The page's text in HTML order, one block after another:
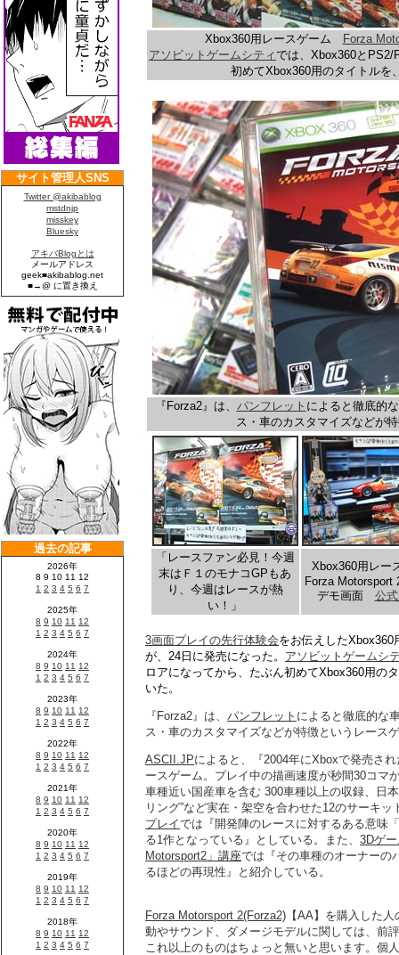
Xbox360用レースゲーム
Forza
アソビットゲームシティでは、Xbox360とPS2/
初めてXbox360用のタイトルを
『Forza2』は、 パンフレット によると徹底的
ス・車のカスタマイズなどが
「レースファン必見！今週
末はＦ１のモナコGPもあ
り、今週はレースが熱
い！」
Xbox360用レー
Forza Motorsport
デモ画面 公
3画面プレイの先行体験会をお伝えしたXbox360
が、24日に発売になった。 アソビットゲームシ
ロアになってから、たぶん初めてXbox360用の
いた。
『Forza2』は、 パンフレット によると徹底的な
ス・車のカスタマイズなどが特徴というレース
ASCII.JPによると、『2004年にXboxで発売さ
ースゲーム。プレイ中の描画速度が秒間30コマ
車種近い国産車を含む 300車種以上の収録、日
リング”など実在・架空を合わせた12のサーキ
プレイでは『開発陣のレースに対するある意味
る1作となっている』としている。また、 3Dゲ
Motorsport2」講座では『その車種のオーナーの
るほどの再現性』と紹介している。
Forza Motorsport 2(Forza2) 【AA】を購入した
動やサウンド、ダメージモデルに関しては、前
これ以上のものはちょっと無いと思います。個